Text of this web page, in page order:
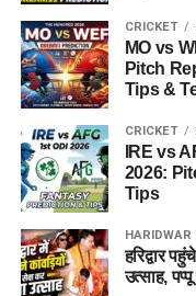
CRICKET
MO vs
Pitch
Tips &
CRICKET
IRE vs
2026:
Tips
HARIDWAR
हरिद्वार
उत्साह,